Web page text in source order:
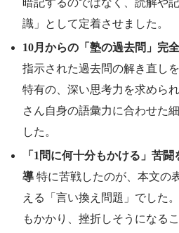
暗記するのではなく、読解や
識」として定着させました。
10月からの「塾の過去問」完
指示された過去問の解き直し
特有の、深い思考力を求めら
さん自身の語彙力に合わせた
した。
「1問に何十分もかける」苦
導 特に苦戦したのが、本文の
える「言い換え問題」でした
もかかり、挫折しそうになる